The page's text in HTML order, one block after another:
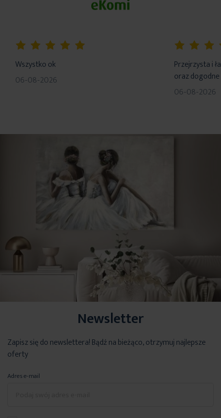
Konserwacja: prać w temp. 30st, nie wybielać, nie czyścić
Wszystko ok
06-08-2026
Przejrzysta i
oraz
06-08-2026
Newsletter
Zapisz się do newslettera! Bądź na bieżąco, otrzymuj najlepsze
oferty
Adres e-mail